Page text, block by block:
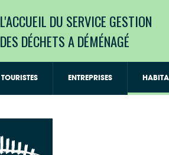
L'ACCUEIL DU SERVICE GESTION
DES DÉCHETS A DÉMÉNAGÉ
TOURISTES ENTREPRISES